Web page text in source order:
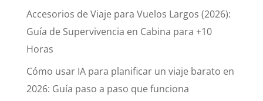
Accesorios de Viaje para Vuelos Largos (2026):
Guía de Supervivencia en Cabina para +10
Horas
Cómo usar IA para planificar un viaje barato en
2026: Guía paso a paso que funciona